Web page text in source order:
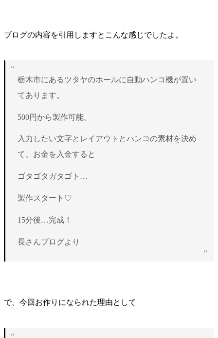
ブログの内容を引用しますとこんな感じでしたよ。
栃木市にあるツタヤのホールに自動ハンコ機が置い
てあります。
500円から製作可能。
入力したい文字とレイアウトとハンコの素材を決め
て、お金を入金すると
ゴタゴタガタゴト…
製作スタート♡
15分後…完成！
長さんブログより
で、今回お作りになられた理由として